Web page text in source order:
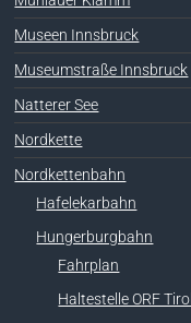
Museen Innsbruck
Museumstraße Innsbruck
Natterer See
Nordkette
Nordkettenbahn
Hafelekarbahn
Hungerburgbahn
Fahrplan
Haltestelle ORF Tirol